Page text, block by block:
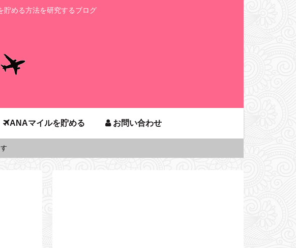
貯める方法を研究するブログ
ANAマイルを貯める お問い合わせ